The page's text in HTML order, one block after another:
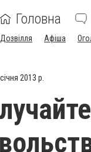
Головна
Дозвілля Афіша
2013 р.